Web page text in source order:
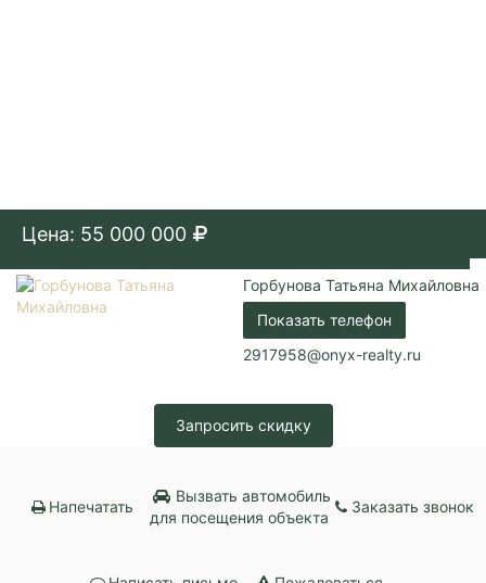
Цена: 55 000 000
Горбунова Татьяна Михайловна
Показать телефон
2917958@onyx-realty.ru
Запросить скидку
Напечатать
Вызвать автомобиль
для посещения объекта
Заказать звонок